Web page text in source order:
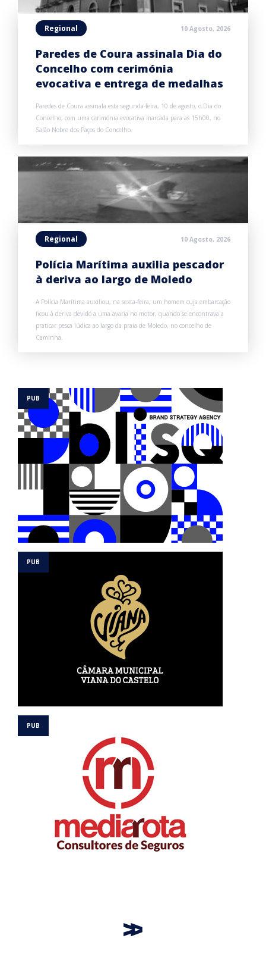
Regional 10 Agosto, 2026
Paredes de Coura assinala Dia do
Concelho com cerimónia
evocativa e entrega de medalhas
Paredes de Coura assinala esta segunda-feira, 10 de agosto, o Dia do
Concelho, com uma cerimónia evocativa marcada para as 15h00, no
Salão Nobre dos Paços do Concelho.
Regional 10 Agosto, 2026
Polícia Marítima auxilia pescador
à deriva ao largo de Moledo
A Polícia Marítima auxiliou, na sexta-feira, um homem cuja embarcação
ficou à deriva devido a uma avaria no motor, quando se encontrava a
praticar pesca lúdica ao largo da praia de Moledo, no concelho de
Caminha.